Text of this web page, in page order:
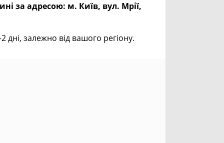
за адресою: м. Київ, вул. Мрії,
залежно від вашого регіону.